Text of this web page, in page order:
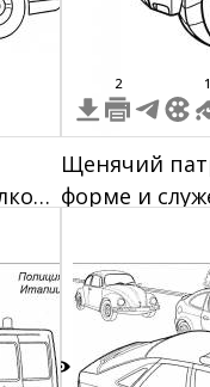
2 1
Щенячий
форме и